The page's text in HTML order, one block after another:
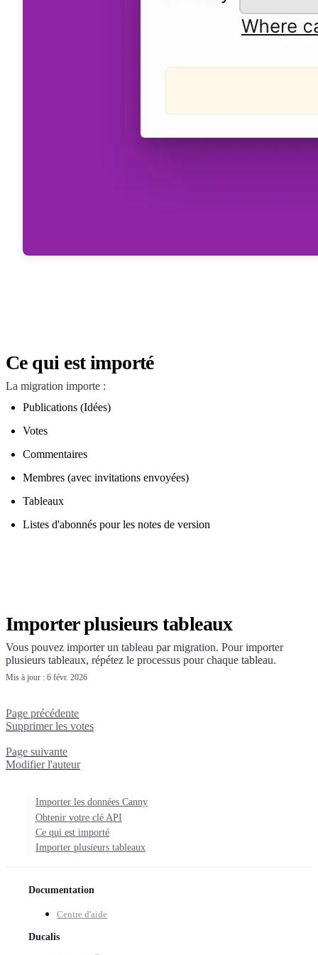
Ce qui est importé
La migration importe :
Publications (Idées)
Votes
Commentaires
Membres (avec invitations envoyées)
Tableaux
Listes d'abonnés pour les notes de version
Importer plusieurs tableaux
Vous pouvez importer un tableau par migration. Pour importer
plusieurs tableaux, répétez le processus pour chaque tableau.
Mis à jour : 6 févr. 2026
Page précédente
Supprimer les votes
Page suivante
Modifier l'auteur
Importer les données Canny
Obtenir votre clé API
Ce qui est importé
Importer plusieurs tableaux
Documentation
Centre d'aide
Ducalis